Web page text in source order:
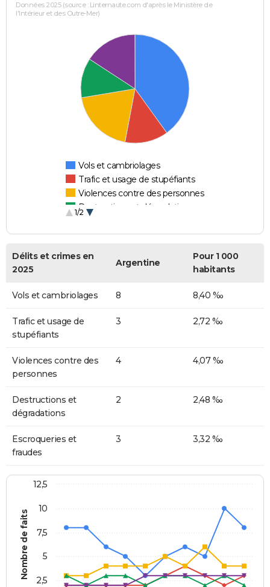
Données 2025 (source : Linternaute.com d'après le Ministère de
l'Intérieur et des Outre-Mer)
Vols et cambriolages
Trafic et usage de stupéfiants
Violences contre des personnes
Destructions et dégradations
1/2
Délits et crimes en
2025
Argentine
Pour 1 000
habitants
Vols et cambriolages 8 8,40 ‰
Trafic et usage de
stupéfiants
3 2,72 ‰
Violences contre des
personnes
4 4,07 ‰
Destructions et
dégradations
2 2,48 ‰
Escroqueries et
fraudes
3 3,32 ‰
Nombre de faits
2,5
5
7,5
10
12,5